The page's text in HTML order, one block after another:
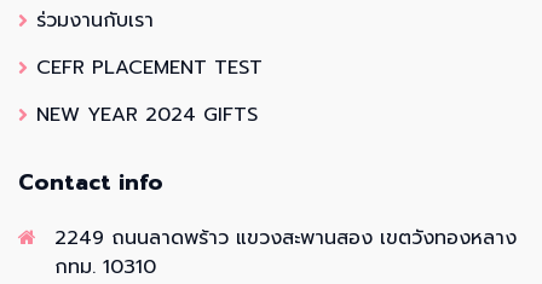
ร่วมงานกับเรา
CEFR PLACEMENT TEST
NEW YEAR 2024 GIFTS
Contact info
2249 ถนนลาดพร้าว แขวงสะพานสอง เขตวังทองหลาง
กทม. 10310